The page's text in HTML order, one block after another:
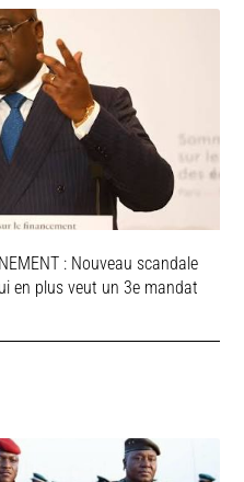
: Nouveau scandale
en plus veut un 3e mandat